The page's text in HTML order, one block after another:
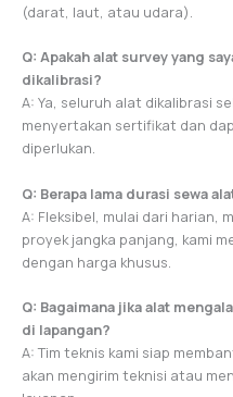
(darat, laut, atau udara).
Q: Apakah alat survey yang
dikalibrasi?
A: Ya, seluruh alat dikalibrasi
menyertakan sertifikat dan
diperlukan.
Q: Berapa lama durasi sewa
A: Fleksibel, mulai dari harian,
proyek jangka panjang, kami
dengan harga khusus.
Q: Bagaimana jika alat
di lapangan?
A: Tim teknis kami siap
akan mengirim teknisi atau